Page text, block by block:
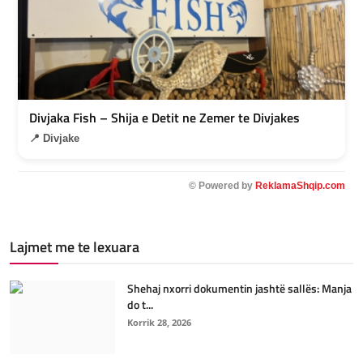
Divjaka Fish – Shija e Detit ne Zemer te Divjakes
📍 Divjake
© Powered by ReklamaShqip.com
Lajmet me te lexuara
Shehaj nxorri dokumentin jashtë sallës: Manja
do t...
Korrik 28, 2026